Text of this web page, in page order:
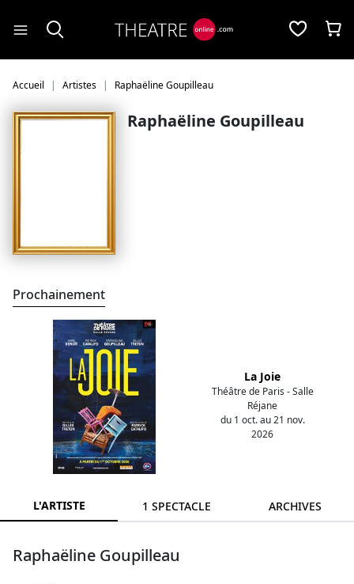
Accueil Artistes Raphaëline Goupilleau
Raphaëline Goupilleau
Prochainement
La Joie
Théâtre de Paris - Salle
Réjane
du 1 oct. au 21 nov.
2026
L'ARTISTE 1 SPECTACLE ARCHIVES
Raphaëline Goupilleau